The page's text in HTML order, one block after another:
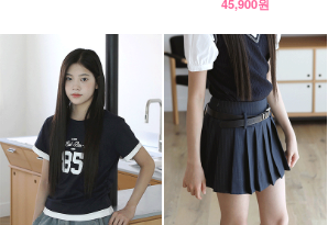
45,900원